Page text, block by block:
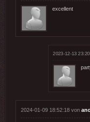
excellent
2023-12-13
2024-01-09 18:52:18 von